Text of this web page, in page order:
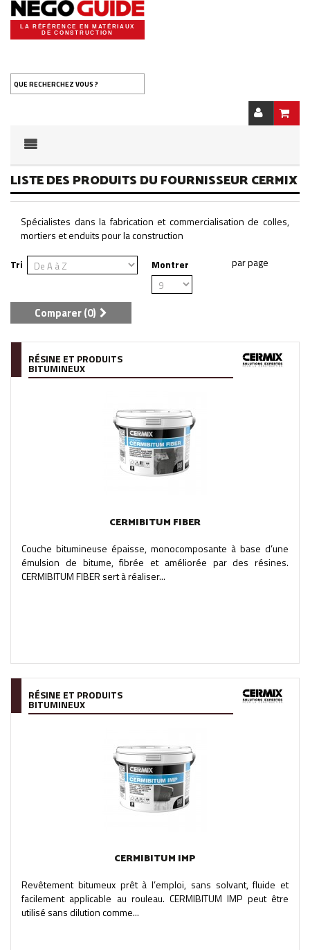
LA RÉFÉRENCE EN MATÉRIAUX
DE CONSTRUCTION
QUE RECHERCHEZ VOUS ?
LISTE DES PRODUITS DU FOURNISSEUR CERMIX
Spécialistes dans la fabrication et commercialisation de colles,
mortiers et enduits pour la construction
Tri
Montrer
Comparer (0)
RÉSINE ET PRODUITS
BITUMINEUX
CERMIBITUM FIBER
Couche bitumineuse épaisse, monocomposante à base d’une
émulsion de bitume, fibrée et améliorée par des résines.
CERMIBITUM FIBER sert à réaliser...
RÉSINE ET PRODUITS
BITUMINEUX
CERMIBITUM IMP
Revêtement bitumeux prêt à l’emploi, sans solvant, fluide et
facilement applicable au rouleau. CERMIBITUM IMP peut être
utilisé sans dilution comme...